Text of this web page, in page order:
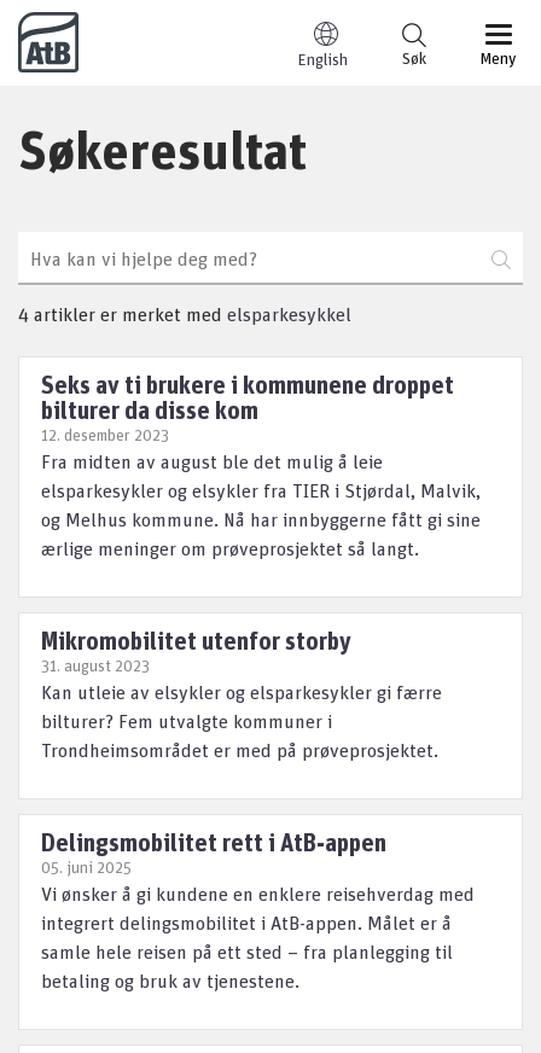
Til innhold
English Meny
Søk
Søkeresultat
Søk
4 artikler er merket med elsparkesykkel
Seks av ti brukere i kommunene droppet
bilturer da disse kom
12. desember 2023
Fra midten av august ble det mulig å leie
elsparkesykler og elsykler fra TIER i Stjørdal, Malvik,
og Melhus kommune. Nå har innbyggerne fått gi sine
ærlige meninger om prøveprosjektet så langt.
Mikromobilitet utenfor storby
31. august 2023
Kan utleie av elsykler og elsparkesykler gi færre
bilturer? Fem utvalgte kommuner i
Trondheimsområdet er med på prøveprosjektet.
Delingsmobilitet rett i AtB-appen
05. juni 2025
Vi ønsker å gi kundene en enklere reisehverdag med
integrert delingsmobilitet i AtB-appen. Målet er å
samle hele reisen på ett sted – fra planlegging til
betaling og bruk av tjenestene.